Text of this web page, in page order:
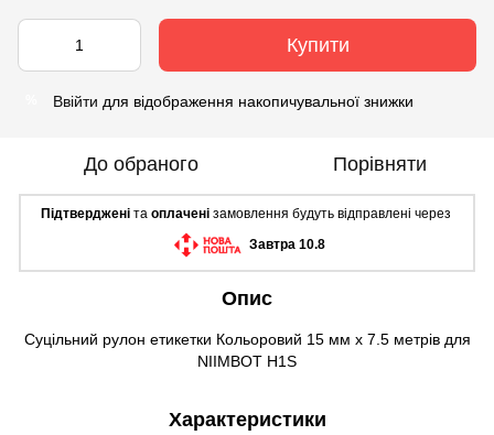
Купити
Ввійти для відображення накопичувальної знижки
До обраного Порівняти
Підтверджені та оплаченізамовлення будуть відправлені через
Завтра 10.8
Опис
Суцільний рулон етикетки Кольоровий 15 мм х 7.5 метрів для
NIIMBOT H1S
Характеристики